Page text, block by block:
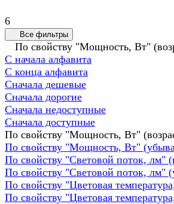
6
Все фильтры
По свойству "Мощность, Вт"
С начала алфавита
С конца алфавита
Сначала дешевые
Сначала дорогие
Сначала недоступные
Сначала доступные
По свойству "Мощность, Вт"
По свойству "Мощность, Вт"
По свойству "Световой поток, лм"
По свойству "Световой поток, лм"
По свойству "Цветовая
По свойству "Цветовая